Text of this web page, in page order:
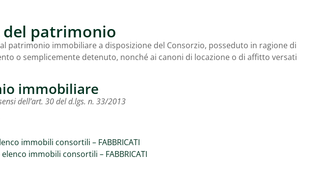
del patrimonio
patrimonio immobiliare a disposizione del Consorzio, posseduto in ragione di
o semplicemente detenuto, nonché ai canoni di locazione o di affitto versati
immobiliare
dell’art. 30 del d.lgs. n. 33/2013
immobili consortili – FABBRICATI
elenco immobili consortili – FABBRICATI